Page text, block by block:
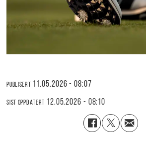
PUBLISERT 11.05.2026 - 08:07
SIST OPPDATERT 12.05.2026 - 08:10